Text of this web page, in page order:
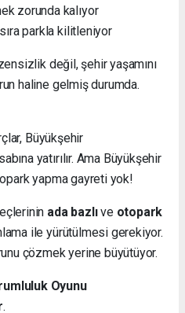
zorunda kalıyor
parkla kilitleniyor
değil, şehir yaşamını
haline gelmiş durumda.
Büyükşehir
yatırılır. Ama Büyükşehir
yapma gayreti yok!
ada bazlıve otopark
ile yürütülmesi gerekiyor.
çözmek yerine büyütüyor.
Oyunu
.